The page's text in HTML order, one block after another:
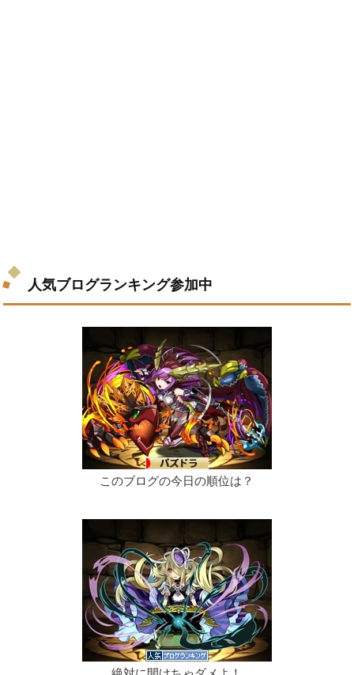
人気ブログランキング参加中
このブログの今日の順位は？